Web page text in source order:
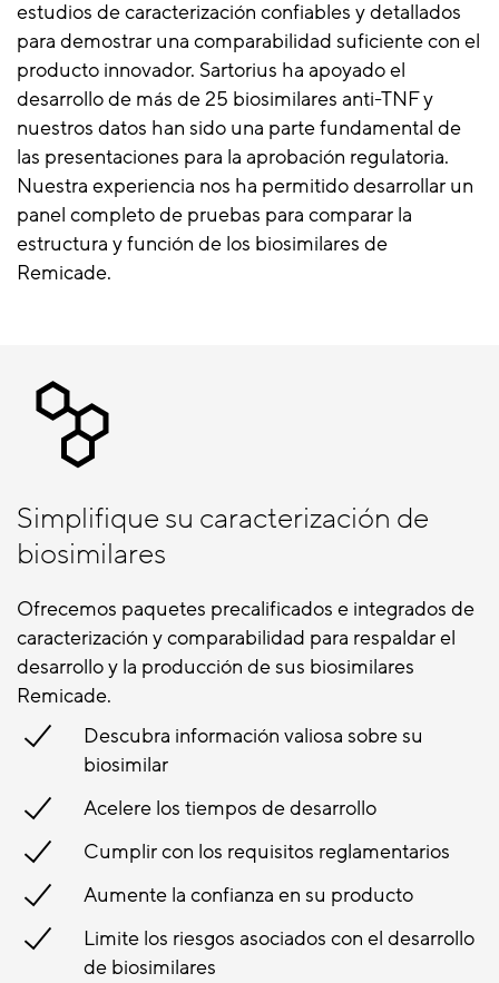
estudios de caracterización confiables y detallados
para demostrar una comparabilidad suficiente con el
producto innovador. Sartorius ha apoyado el
desarrollo de más de 25 biosimilares anti-TNF y
nuestros datos han sido una parte fundamental de
las presentaciones para la aprobación regulatoria.
Nuestra experiencia nos ha permitido desarrollar un
panel completo de pruebas para comparar la
estructura y función de los biosimilares de
Remicade.
Simplifique su caracterización de
biosimilares
Ofrecemos paquetes precalificados e integrados de
caracterización y comparabilidad para respaldar el
desarrollo y la producción de sus biosimilares
Remicade.
Descubra información valiosa sobre su
biosimilar
Acelere los tiempos de desarrollo
Cumplir con los requisitos reglamentarios
Aumente la confianza en su producto
Limite los riesgos asociados con el desarrollo
de biosimilares